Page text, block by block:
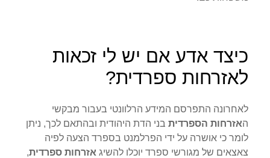
כיצד אדע אם יש לי זכאות
לאזרחות ספרדית?
לאחרונה התפרסם המידע הרלוונטי בעבור מבקשי
האזרחות הספרדיתבני הדת היהודית ובהתאם לכך, ניתן
לומר כי אושרה על ידי הפרלמנט בספרד הצעה לפיה
צאצאים של מגורשי ספרד יוכלו להשיג אזרחות ספרדית,